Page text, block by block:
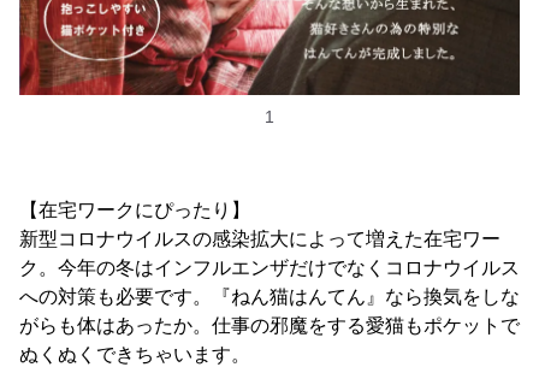
1
【在宅ワークにぴったり】
新型コロナウイルスの感染拡大によって増えた在宅ワー
ク。今年の冬はインフルエンザだけでなくコロナウイルス
への対策も必要です。『ねん猫はんてん』なら換気をしな
がらも体はあったか。仕事の邪魔をする愛猫もポケットで
ぬくぬくできちゃいます。